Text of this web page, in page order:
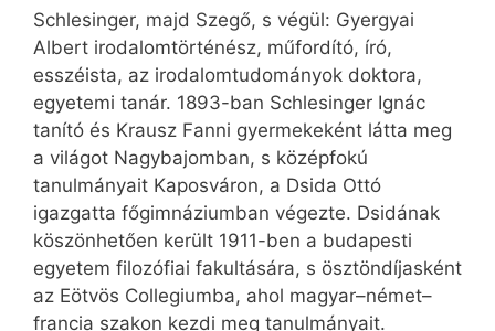
Schlesinger, majd Szegő, s végül: Gyergyai
Albert irodalomtörténész, műfordító, író,
esszéista, az irodalomtudományok doktora,
egyetemi tanár. 1893-ban Schlesinger Ignác
tanító és Krausz Fanni gyermekeként látta meg
a világot Nagybajomban, s középfokú
tanulmányait Kaposváron, a Dsida Ottó
igazgatta főgimnáziumban végezte. Dsidának
köszönhetően került 1911-ben a budapesti
egyetem filozófiai fakultására, s ösztöndíjasként
az Eötvös Collegiumba, ahol magyar–német–
francia szakon kezdi meg tanulmányait.